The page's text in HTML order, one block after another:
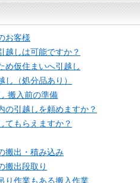
お客様
越しは可能ですか？
め仮住まいへ引越し
（処分品あり）
搬入前の準備
の引越しを頼めますか？
てもらえますか？
搬出・積み込み
搬出段取り
り作業もある搬入作業